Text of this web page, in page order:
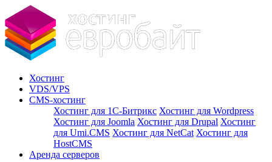
Хостинг
VDS/VPS
CMS-хостинг
Хостинг для 1С-Битрикс Хостинг для Wordpress
Хостинг для Joomla Хостинг для Drupal Хостинг
для Umi.CMS Хостинг для NetCat Хостинг для
HostCMS
Аренда серверов